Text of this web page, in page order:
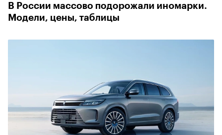
В России массово подорожали иномарки.
Модели, цены, таблицы